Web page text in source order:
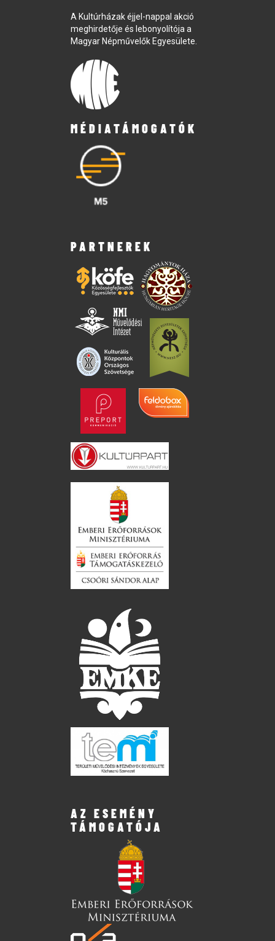
A Kultúrházak éjjel-nappal akció
meghirdetője és lebonyolítója a
Magyar Népművelők Egyesülete.
MÉDIATÁMOGATÓK
PARTNEREK
AZ ESEMÉNY
TÁMOGATÓJA